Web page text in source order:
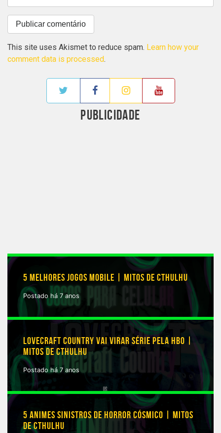
This site uses Akismet to reduce spam. Learn how your
comment data is processed.
PUBLICIDADE
5 MELHORES JOGOS MOBILE | MITOS DE CTHULHU
Postado há 7 anos
LOVECRAFT COUNTRY VAI VIRAR SÉRIE PELA HBO |
MITOS DE CTHULHU
Postado há 7 anos
5 ANIMES SINISTROS DE HORROR CÓSMICO | MITOS
DE CTHULHU